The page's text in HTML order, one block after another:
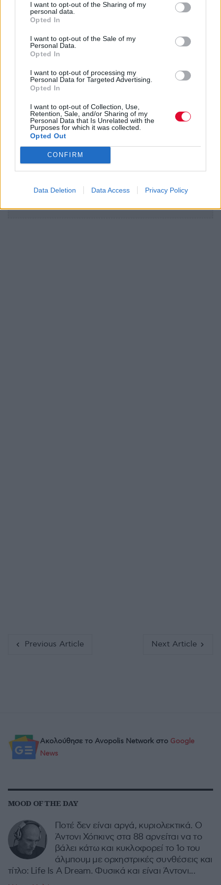
I want to opt-out of the Sharing of my
personal data.
Opted In
I want to opt-out of the Sale of my
Personal Data.
Opted In
I want to opt-out of processing my
Personal Data for Targeted Advertising.
Opted In
I want to opt-out of Collection, Use,
Retention, Sale, and/or Sharing of my
Personal Data that Is Unrelated with the
Purposes for which it was collected.
Opted Out
CONFIRM
Data Deletion Data Access Privacy Policy
Ακολούθησε το Avopolis Network στο Google
News
MOOD OF THE DAY
Ποτέ δεν είναι αργά, κυριολεκτικά. Ο
Άντονι Χόπκινς στα 88 αρνείται να το
βάλει κάτω και κυκλοφορεί το 1ο του
άλμπουμ με ορχηστρικές συνθέσεις και
τίτλο: Life Is A Dream. Φυσικά και είναι Άντονι...
Previous Article Next Article